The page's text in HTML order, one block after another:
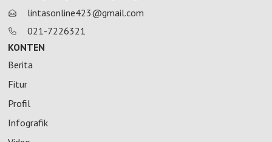
lintasonline423@gmail.com
021-7226321
KONTEN
Berita
Fitur
Profil
Infografik